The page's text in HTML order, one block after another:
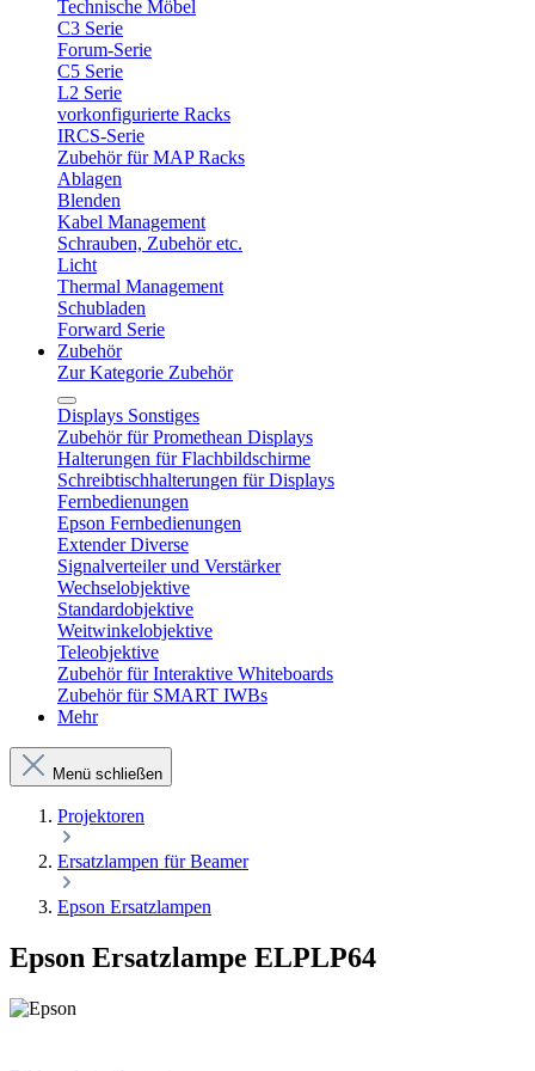
Technische Möbel
C3 Serie
Forum-Serie
C5 Serie
L2 Serie
vorkonfigurierte Racks
IRCS-Serie
Zubehör für MAP Racks
Ablagen
Blenden
Kabel Management
Schrauben, Zubehör etc.
Licht
Thermal Management
Schubladen
Forward Serie
Zubehör
Zur Kategorie Zubehör
Displays Sonstiges
Zubehör für Promethean Displays
Halterungen für Flachbildschirme
Schreibtischhalterungen für Displays
Fernbedienungen
Epson Fernbedienungen
Extender Diverse
Signalverteiler und Verstärker
Wechselobjektive
Standardobjektive
Weitwinkelobjektive
Teleobjektive
Zubehör für Interaktive Whiteboards
Zubehör für SMART IWBs
Mehr
Menü schließen
Projektoren
Ersatzlampen für Beamer
Epson Ersatzlampen
Epson Ersatzlampe ELPLP64